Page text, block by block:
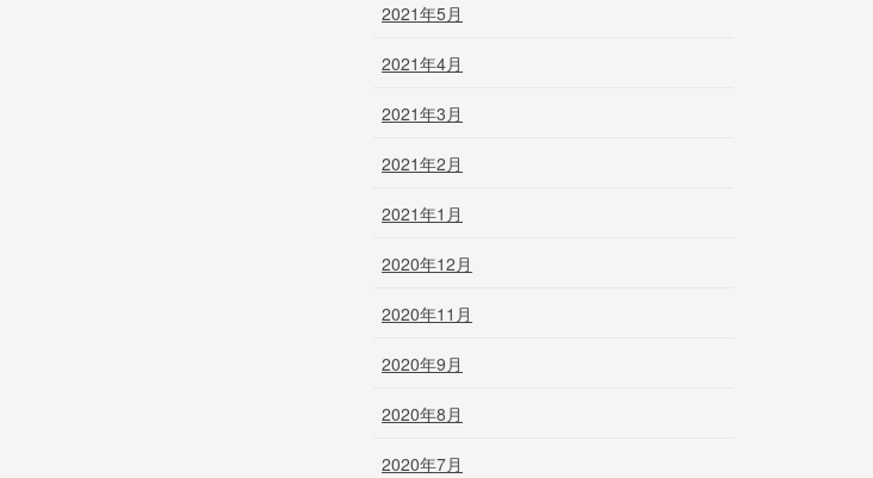
2021年5月
2021年4月
2021年3月
2021年2月
2021年1月
2020年12月
2020年11月
2020年9月
2020年8月
2020年7月